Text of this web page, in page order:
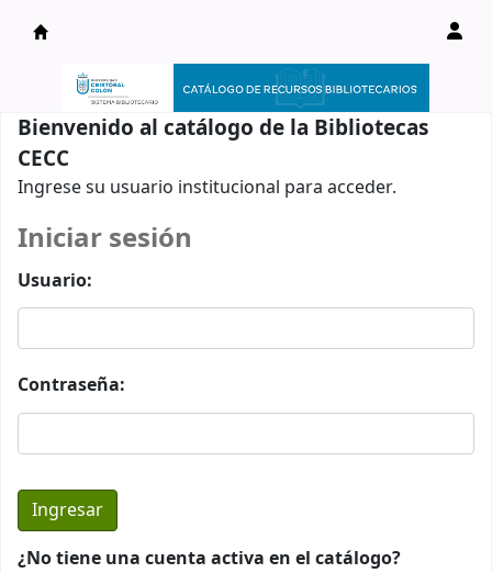
Catálogo en línea
Bienvenido al catálogo de la Bibliotecas
CECC
Ingrese su usuario institucional para acceder.
Iniciar sesión
Usuario:
Contraseña:
¿No tiene una cuenta activa en el catálogo?